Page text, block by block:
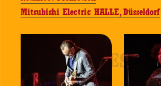
Mitsubishi Electric HALLE, Düsseldorf